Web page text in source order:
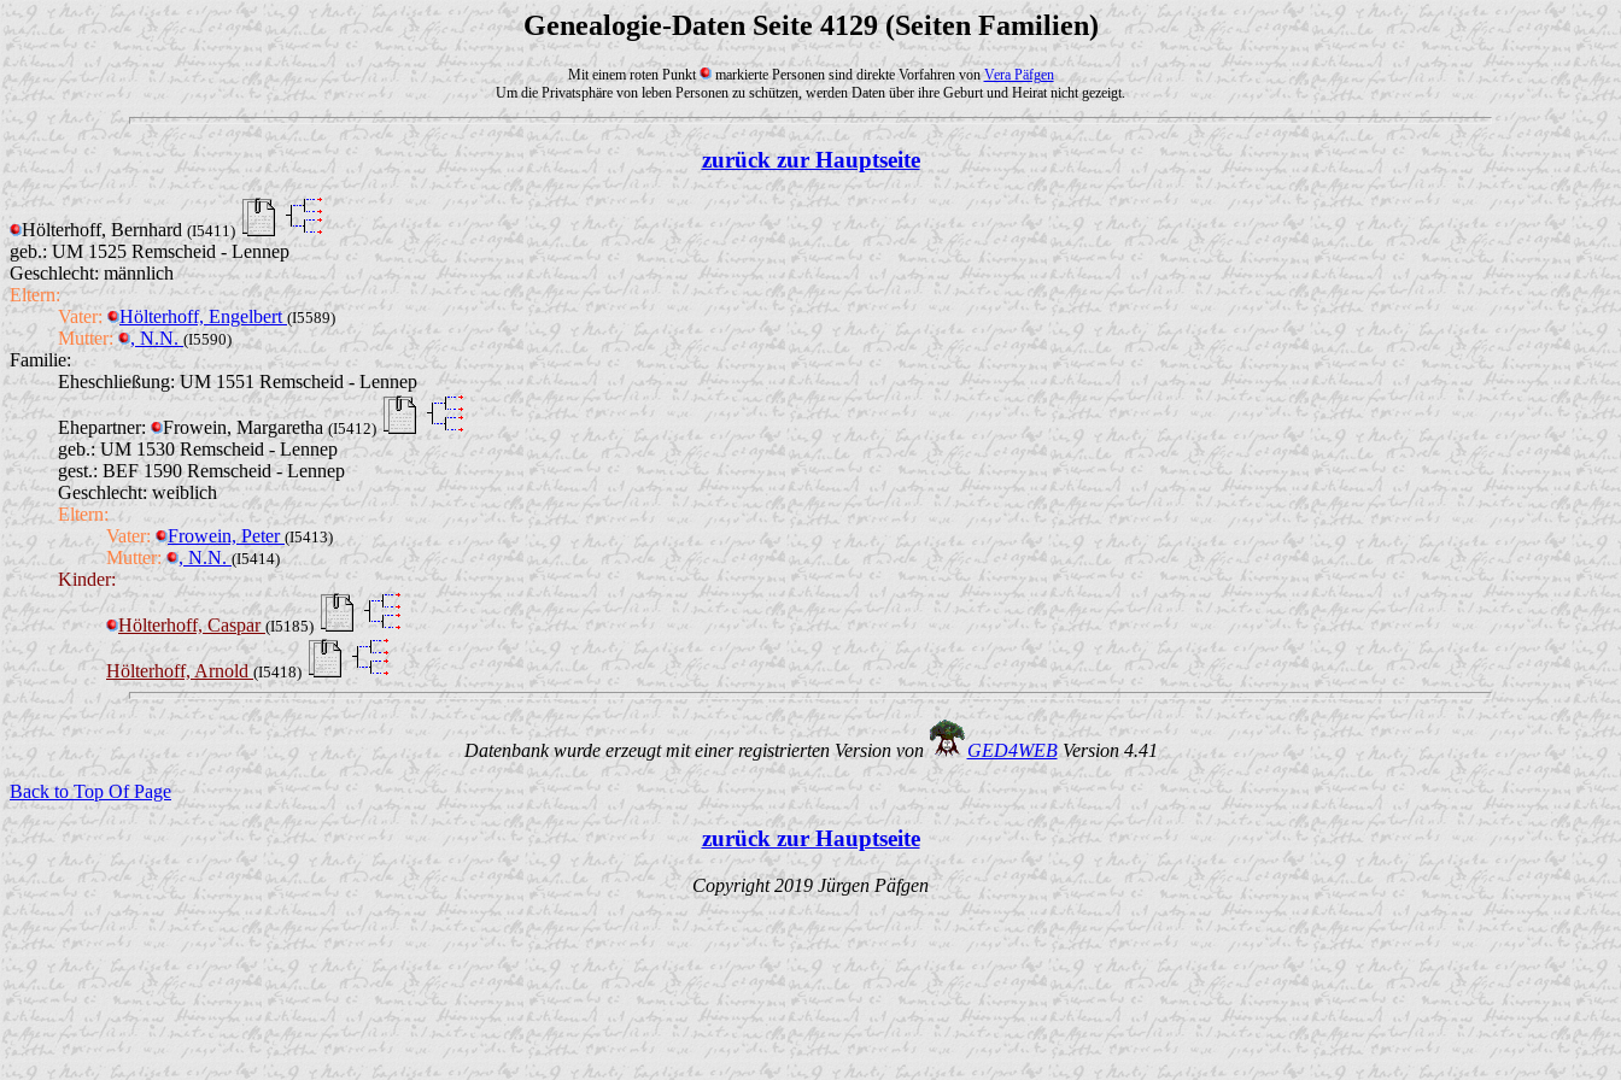
Genealogie-Daten Seite 4129 (Seiten Familien)
Mit einem roten Punkt markierte Personen sind direkte Vorfahren vonVera Päfgen
Um die Privatsphäre von leben Personen zu schützen, werden Daten über ihre Geburt und Heirat nicht gezeigt.
zurück zur Hauptseite
Hölterhoff, Bernhard (I5411)
geb.: UM 1525 Remscheid - Lennep
Geschlecht: männlich
Eltern:
Vater:
Hölterhoff, Engelbert(I5589)
Mutter: , N.N. (I5590)
Familie:
Eheschließung:UM 1551 Remscheid - Lennep
Ehepartner: Frowein, Margaretha(I5412)
geb.: UM 1530 Remscheid - Lennep
gest.: BEF 1590 Remscheid - Lennep
Geschlecht: weiblich
Eltern:
Vater:
Frowein, Peter (I5413)
Mutter: , N.N.(I5414)
Kinder:
Hölterhoff, Caspar (I5185)
Hölterhoff, Arnold(I5418)
Datenbank wurde erzeugt mit einer registrierten Version von GED4WEBVersion 4.41
Back to Top Of Page
zurück zur Hauptseite
Copyright 2019 Jürgen Päfgen